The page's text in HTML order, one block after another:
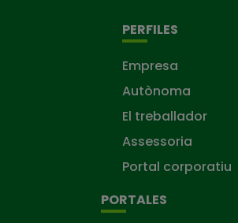
PERFILES
Empresa
Autònoma
El treballador
Assessoria
Portal corporatiu
PORTALES